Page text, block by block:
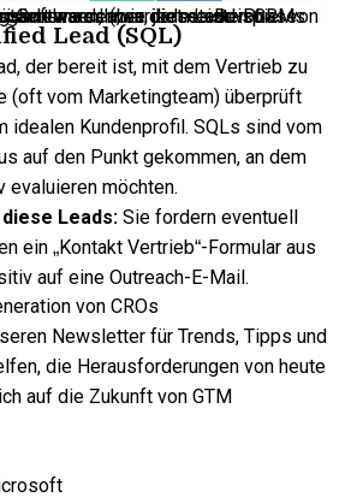
jede Lead-Phase individuell anzupassen.
Lead (SQL)
der bereit ist, mit dem Vertrieb zu
(oft vom Marketingteam) überprüft
idealen Kundenprofil. SQLs sind vom
auf den Punkt gekommen, an dem
evaluieren möchten.
Leads: Sie fordern eventuell
ein „Kontakt Vertrieb“-Formular aus
auf eine Outreach-E-Mail.
von CROs
Newsletter für Trends, Tipps und
die Herausforderungen von heute
auf die Zukunft von GTM